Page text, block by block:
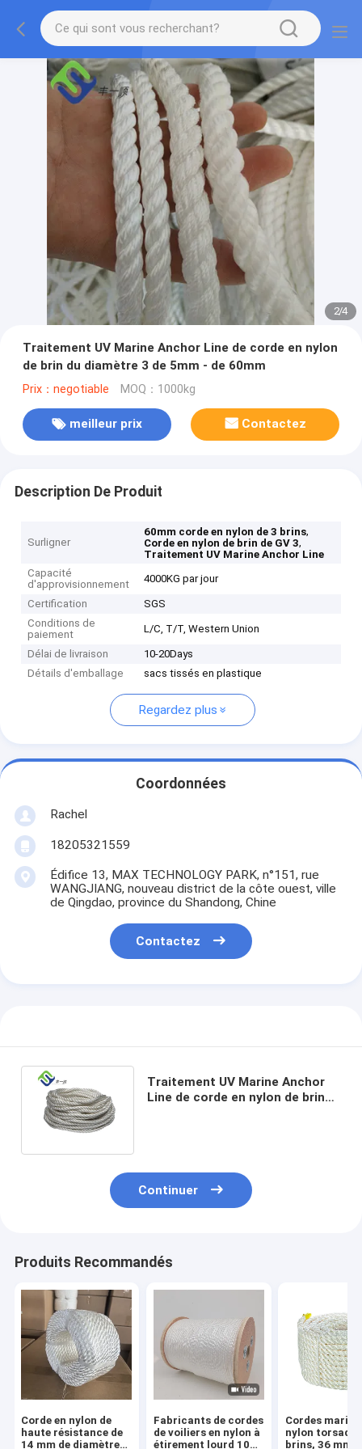
2/4
Traitement UV Marine Anchor Line de corde en nylon
de brin du diamètre 3 de 5mm - de 60mm
Prix：negotiable MOQ：1000kg
meilleur prix Contactez
Description De Produit
Surligner
60mm corde en nylon de 3 brins,
Corde en nylon de brin de GV 3,
Traitement UV Marine Anchor Line
Capacité
d'approvisionnement
4000KG par jour
Certification
SGS
Conditions de
paiement
L/C, T/T, Western Union
Délai de livraison
10-20Days
Détails d'emballage
sacs tissés en plastique
Regardez plus
Coordonnées
Rachel
18205321559
Édifice 13, MAX TECHNOLOGY PARK, n°151, rue
WANGJIANG, nouveau district de la côte ouest, ville
de Qingdao, province du Shandong, Chine
Contactez
Traitement UV Marine Anchor
Line de corde en nylon de brin
Continuer
Produits Recommandés
Corde en nylon de
haute résistance de
14 mm de diamètre
Fabricants de cordes
de voiliers en nylon à
étirement lourd 10
Cordes
nylon
brins, 36 mm,